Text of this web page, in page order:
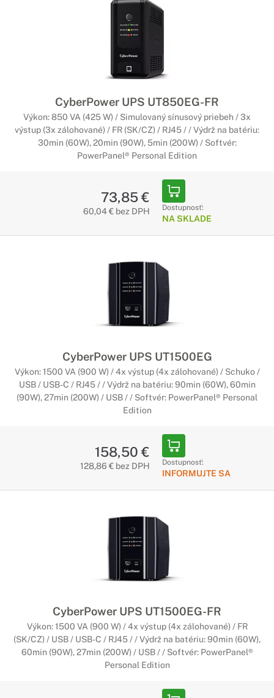
Rozšírte svoje vybevenie o batériové moduly
Batériové moduly výrazne predĺžia dobu zálohy,
respektíve poskytnú dlhší čas na vašu reakciu, alebo len
samotné uloženie súborov. Sú kompatibilné s konkrétnymi
Rozvodné jednotky CyberPower PDU
Spoľahlivá distribúcia elektriny do všetkých
zariadení
Spoľahnite sa na svoju kancelársku výbavu. Rozvodné
dokážu ovládať pripojené zariadenia či optimalizovať správu
Rozšírujúce moduly CyberPower
CyberPower poskytuje aj rôzne inteligentné riešenia.
Využijete diaľkové ovládanie, vzdialenú kontrolu a správu,
cloud alebo senzor prostredia, ktorý vás poinformuje o
teplote a vlhkosti v reálnom čase. K dispozícii je široké
portfólio rôznych možností.
Batérie pre záložné zdroje
CyberPower
Kvalitné a ľahko vymeniteľné batérie
Nezabudnite sa starať o výkon systému. V prípade potreby je
batériovým sadám, ktoré obsahujú kvalitné a ľahko
vymeniteľné komponenty.
Rozšírenie záruky pre záložné zdroje
Bezstarostné používanie vášho záložného
Predĺžte si záruku pre váš záložný zdroj CyberPower na vami
požadované obdobie. Zaistite si nadštandardné služby od
spoločnosti CyberPower počas celej doby životnosti
CyberPower UPS UT850EG-FR
Výkon: 850 VA (425 W) / Simulovaný sínusový priebeh / 3x
výstup (3x zálohované) / FR (SK/CZ) / RJ45 / / Výdrž na batériu:
30min (60W), 20min (90W), 5min (200W) / Softvér:
PowerPanel® Personal Edition
73,85 €
60,04 € bez DPH Dostupnosť:
NA SKLADE
CyberPower UPS UT1500EG
Výkon: 1500 VA (900 W) / 4x výstup (4x zálohované) / Schuko /
USB / USB-C / RJ45 / / Výdrž na batériu: 90min (60W), 60min
(90W), 27min (200W) / USB / / Softvér: PowerPanel® Personal
Edition
158,50 €
128,86 € bez DPH Dostupnosť:
INFORMUJTE SA
CyberPower UPS UT1500EG-FR
Výkon: 1500 VA (900 W) / 4x výstup (4x zálohované) / FR
(SK/CZ) / USB / USB-C / RJ45 / / Výdrž na batériu: 90min (60W),
60min (90W), 27min (200W) / USB / / Softvér: PowerPanel®
Personal Edition